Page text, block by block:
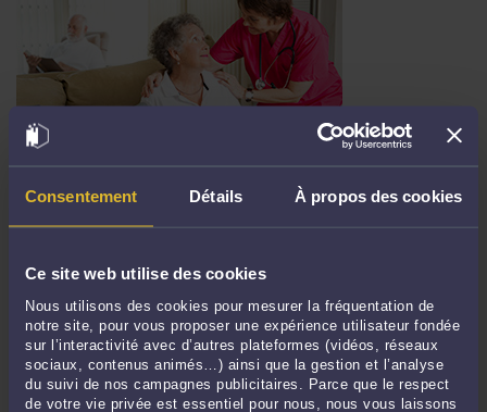
Consentement Détails À propos des cookies
Ce site web utilise des cookies
Nous utilisons des cookies pour mesurer la fréquentation de
notre site, pour vous proposer une expérience utilisateur fondée
sur l’interactivité avec d’autres plateformes (vidéos, réseaux
sociaux, contenus animés…) ainsi que la gestion et l’analyse
du suivi de nos campagnes publicitaires. Parce que le respect
de votre vie privée est essentiel pour nous, nous vous laissons
UN LEGS FAIT AU BENEFICE D’UN AUXILIAIRE DE VIE EST-IL
LEGAL ?
ParMurielle-Isabelle CAHENle 18/12/2023
Le Conseil constitutionnel a censuré l'incapacité frappant les auxiliaires de vie,
personnes qu'elles assistent à leur domicile (Cons. const. 12-3-2021 n° 2020-888
QPC). L’interdiction faite aux personnes délivrant ...Lire la suite >